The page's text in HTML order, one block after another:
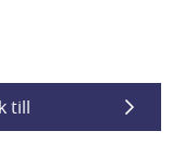
till